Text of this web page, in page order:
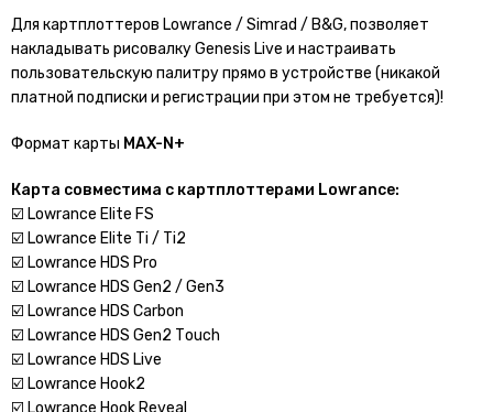
Для картплоттеров Lowrance / Simrad / B&G, позволяет
накладывать рисовалку Genesis Live и настраивать
пользовательскую палитру прямо в устройстве (никакой
платной подписки и регистрации при этом не требуется)!
Формат карты MAX-N+
Карта совместима с картплоттерами Lowrance:
☑️ Lowrance Elite FS
☑️ Lowrance Еlitе Тi / Тi2
☑️ Lowrance НDS Pro
☑️ Lowrance НDS Gеn2 / Gеn3
☑️ Lowrance НDS Саrbоn
☑️ Lowrance НDS Gеn2 Тоuсh
☑️ Lowrance НDS Livе
☑️ Lowrance Нооk2